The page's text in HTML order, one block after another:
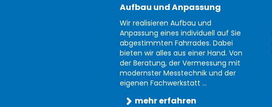
Aufbau und Anpassung
Wir realisieren Aufbau und
Anpassung eines individuell auf Sie
abgestimmten Fahrrades. Dabei
bieten wir alles aus einer Hand. Von
der Beratung, der Vermessung mit
modernster Messtechnik und der
eigenen Fachwerkstatt ...
mehr erfahren